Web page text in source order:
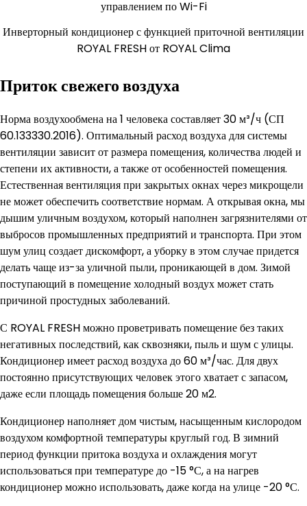
Инверторный кондиционер с функцией приточной вентиляции
ROYAL FRESH от ROYAL Clima
Приток свежего воздуха
Норма воздухообмена на 1 человека составляет 30 м³/ч (СП
60.133330.2016). Оптимальный расход воздуха для системы
вентиляции зависит от размера помещения, количества людей и
степени их активности, а также от особенностей помещения.
Естественная вентиляция при закрытых окнах через микрощели
не может обеспечить соответствие нормам. А открывая окна, мы
дышим уличным воздухом, который наполнен загрязнителями от
выбросов промышленных предприятий и транспорта. При этом
шум улиц создает дискомфорт, а уборку в этом случае придется
делать чаще из-за уличной пыли, проникающей в дом. Зимой
поступающий в помещение холодный воздух может стать
причиной простудных заболеваний.
С ROYAL FRESH можно проветривать помещение без таких
негативных последствий, как сквозняки, пыль и шум с улицы.
Кондиционер имеет расход воздуха до 60 м³/час. Для двух
постоянно присутствующих человек этого хватает с запасом,
даже если площадь помещения больше 20 м2.
Кондиционер наполняет дом чистым, насыщенным кислородом
воздухом комфортной температуры круглый год. В зимний
период функции притока воздуха и охлаждения могут
использоваться при температуре до -15 °С, а на нагрев
кондиционер можно использовать, даже когда на улице -20 °С.